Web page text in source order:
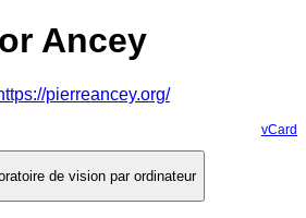
Ancey
pierreancey.org/
vCard
de vision par ordinateur